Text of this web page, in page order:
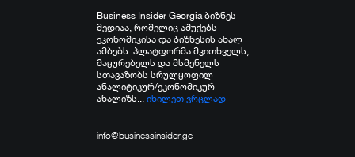
Business Insider Georgia ბიზნეს
მედიაა, რომელიც აშუქებს
ეკონომიკისა და ბიზნესის ახალ
ამბებს. პლატფორმა მკითხველს,
მაყურებელს და მსმენელს
სთავაზობს სრულყოფილ
ანალიტიკურ/ეკონომიკურ
ანალიზს...
იხილეთ ვრცლად
info@businessinsider.ge